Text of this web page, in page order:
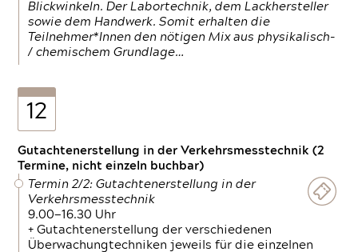
Blickwinkeln. Der Labortechnik, dem Lackhersteller
sowie dem Handwerk. Somit erhalten die
Teilnehmer*Innen den nötigen Mix aus physikalisch-
/ chemischem Grundlage…
12
Gutachtenerstellung in der Verkehrsmesstechnik (2
Termine, nicht einzeln buchbar)
Termin 2/2: Gutachtenerstellung in der
Verkehrsmesstechnik
9.00—16.30 Uhr
+ Gutachtenerstellung der verschiedenen
Überwachungtechniken jeweils für die einzelnen